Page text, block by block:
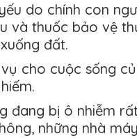
do chính con
và thuốc bảo vệ
đất.
cho cuộc sống
đang bị ô nhiễm
những nhà